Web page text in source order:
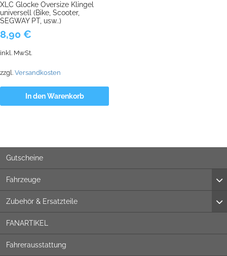
XLC Glocke Oversize Klingel
universell (Bike, Scooter,
SEGWAY PT, usw..)
8,90 €
inkl. MwSt.
zzgl. Versandkosten
In den Warenkorb
Gutscheine
Fahrzeuge
Zubehör & Ersatzteile
FANARTIKEL
Fahrerausstattung